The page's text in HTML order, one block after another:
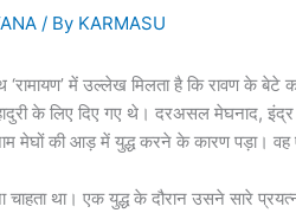
/ By KARMASU
‘रामायण’ में उल्लेख मिलता है कि रावण के
के लिए दिए गए थे। दरअसल मेघनाद,
मेघों की आड़ में युद्ध करने के कारण पड़ा। वह एक
चाहता था। एक युद्ध के दौरान उसने सारे